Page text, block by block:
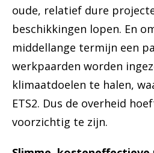
oude, relatief dure
beschikkingen lopen. En
middellange termijn een
werkpaarden worden
klimaatdoelen te halen,
ETS2. Dus de overheid
voorzichtig te zijn.